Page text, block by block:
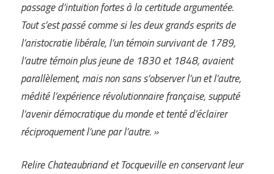
passage d’intuition fortes à la certitude argumentée.
Tout s’est passé comme si les deux grands esprits de
l’aristocratie libérale, l’un témoin survivant de 1789,
l’autre témoin plus jeune de 1830 et 1848, avaient
parallèlement, mais non sans s’observer l’un et l’autre,
médité l’expérience révolutionnaire française, supputé
l’avenir démocratique du monde et tenté d’éclairer
réciproquement l’une par l’autre. »
Relire Chateaubriand et Tocqueville en conservant leur